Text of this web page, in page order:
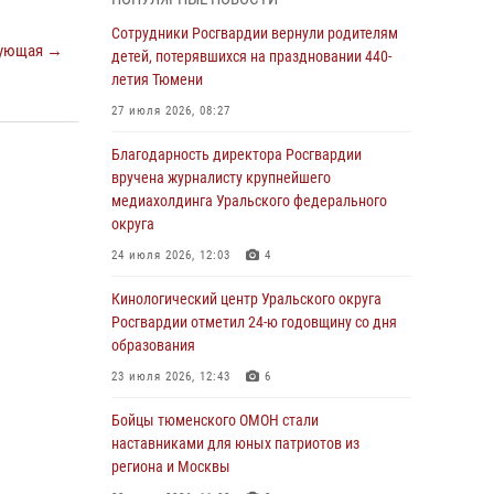
→
05 августа 2026, 09:56 2
Военнослужащие Росгвардии сбили дрон-
Стальной характер продемонстрировали
росгвардейцы в ходе масштабных
спортивных событий на Урале
05 августа 2026, 05:22
В Тюмени сотрудник Росгвардии во
внеслужебное время задержал виновника
ДТП
05 августа 2026, 05:15
Со 101-м Днём рождения поздравили
сотрудники Росгвардии труженицу тыла из
Тюмени
Сотрудники Росгвардии вернули родителям
детей, потерявшихся на праздновании 440-
летия Тюмени
27 июля 2026, 08:27
Благодарность директора Росгвардии
вручена журналисту крупнейшего
медиахолдинга Уральского федерального
округа
24 июля 2026, 12:03 4
Кинологический центр Уральского округа
Росгвардии отметил 24-ю годовщину со дня
образования
23 июля 2026, 12:43 6
Бойцы тюменского ОМОН стали
наставниками для юных патриотов из
региона и Москвы